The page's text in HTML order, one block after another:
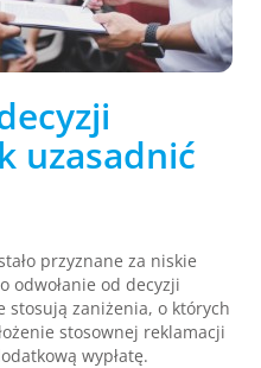
uzasadnić
przyznane za niskie
odwołanie od decyzji
stosują zaniżenia, o których
stosownej reklamacji
wypłatę.